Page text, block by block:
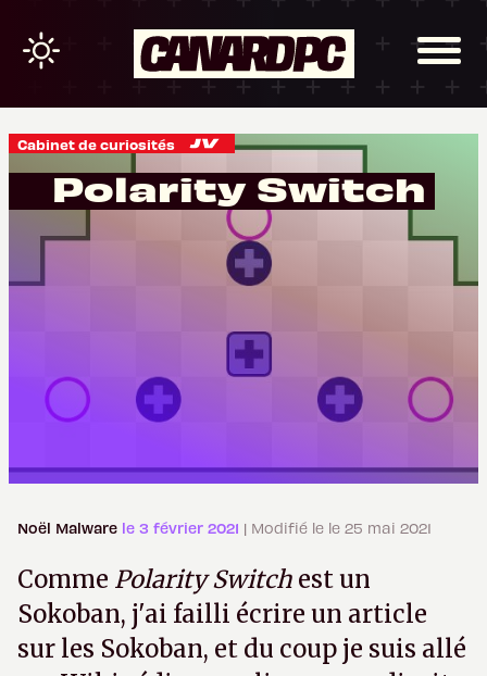
Cabinet de curiosités
Polarity Switch
Noël Malware le 3 février 2021 | Modifié le le 25 mai 2021
Comme Polarity Switch est un
Sokoban, j'ai failli écrire un article
sur les Sokoban, et du coup je suis allé